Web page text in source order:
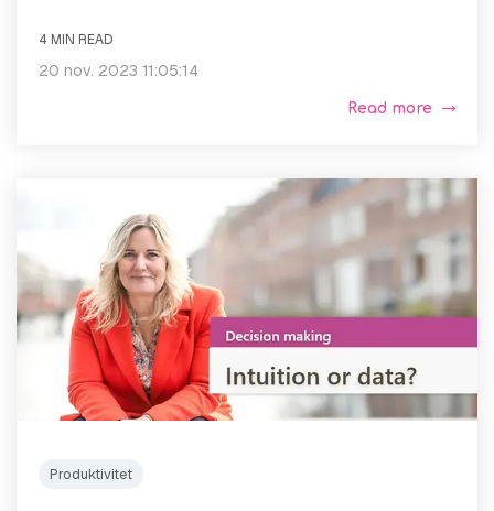
4 MIN READ
20 nov. 2023 11:05:14
Read more
Produktivitet